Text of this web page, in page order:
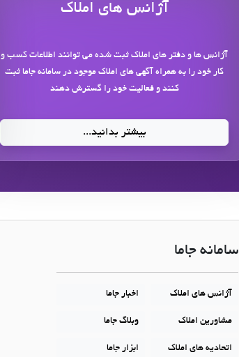
آژانس های املاک
آژانس ها و دفتر های املاک ثبت شده می توانند اطلاعات کسب و
کار خود را به همراه آگهی های املاک موجود در سامانه جاما ثبت
کنند و فعالیت خود را گسترش دهند
بیشتر بدانید...
سامانه جاما
آژانس های املاک اخبار جاما
مشاورین املاک وبلاگ جاما
اتحادیه های املاک ابزار جاما